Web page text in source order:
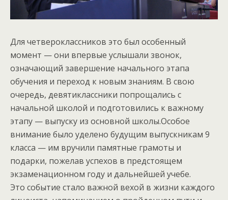
Для четвероклассников это был особенный
момент — они впервые услышали звонок,
означающий завершение начального этапа
обучения и переход к новым знаниям. В свою
очередь, девятиклассники попрощались с
начальной школой и подготовились к важному
этапу — выпуску из основной школы.Особое
внимание было уделено будущим выпускникам 9
класса — им вручили памятные грамоты и
подарки, пожелав успехов в предстоящем
экзаменационном году и дальнейшей учебе.
Это событие стало важной вехой в жизни каждого